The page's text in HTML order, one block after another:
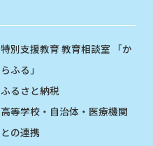
特別支援教育 教育相談室 「か
らふる」
ふるさと納税
高等学校・自治体・医療機関
との連携